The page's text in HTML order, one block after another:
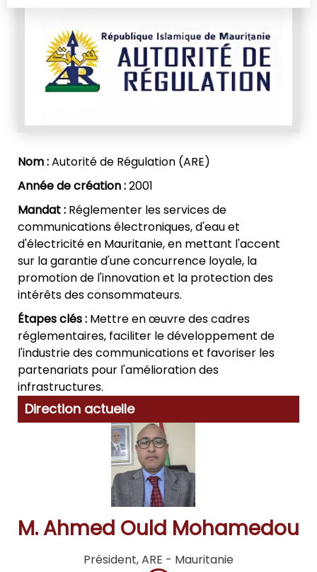
Nom :Autorité de Régulation (ARE)
Année de création :2001
Mandat : Réglementer les services de
communications électroniques, d'eau et
d'électricité en Mauritanie, en mettant l'accent
sur la garantie d'une concurrence loyale, la
promotion de l'innovation et la protection des
intérêts des consommateurs.
Étapes clés : Mettre en œuvre des cadres
réglementaires, faciliter le développement de
l'industrie des communications et favoriser les
partenariats pour l'amélioration des
infrastructures.
Direction actuelle
M. Ahmed Ould Mohamedou
Président, ARE - Mauritanie